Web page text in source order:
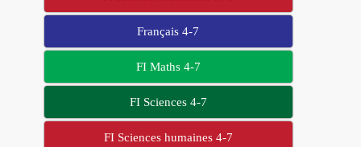
Français 4-7
FI Maths 4-7
FI Sciences 4-7
FI Sciences humaines 4-7